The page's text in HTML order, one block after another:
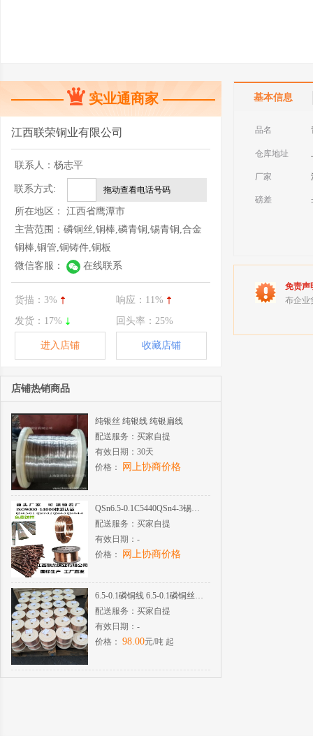
实业通商家
江西联荣铜业有限公司
联系人： 杨志平
联系方式: 拖动查看电话号码
所在地区：
江西省鹰潭市
主营范围： 磷铜丝,铜棒,磷青铜,锡青铜,合金
铜棒,铜管,铜铸件,铜板
微信客服：
在线联系
货描： 3% 响应： 11%
发货： 17% 回头率： 25%
进入店铺 收藏店铺
店铺热销商品
纯银丝 纯银线 纯银扁线
配送服务： 买家自提
有效日期： 30天
价格：
网上协商价格
QSn6.5-0.1C5440QSn4-3锡磷青铜
配送服务： 买家自提
有效日期： -
价格：
网上协商价格
6.5-0.1磷铜线 6.5-0.1磷铜丝0.035-8.0
配送服务： 买家自提
有效日期： -
价格： 98.00元/吨 起
基本信息
品名
仓库地址
厂家
磅差
免责声
布企业